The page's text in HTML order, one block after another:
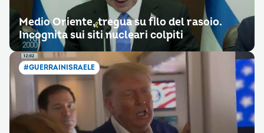
Medio Oriente, tregua su filo del rasoio.
Incognita sui siti nucleari colpiti
#GUERRAINISRAELE